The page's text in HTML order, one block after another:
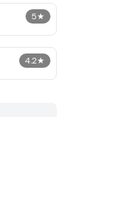
5★
4.2★